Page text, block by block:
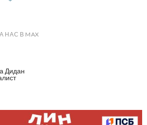
НАС В MAX
Дидан